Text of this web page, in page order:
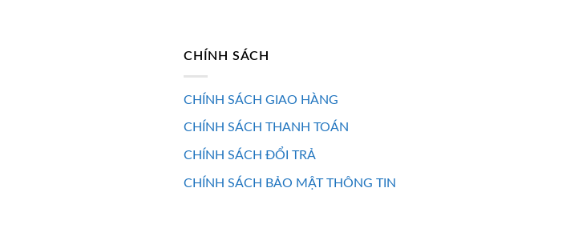
CHÍNH SÁCH
CHÍNH SÁCH GIAO HÀNG
CHÍNH SÁCH THANH TOÁN
CHÍNH SÁCH ĐỔI TRẢ
CHÍNH SÁCH BẢO MẬT THÔNG TIN